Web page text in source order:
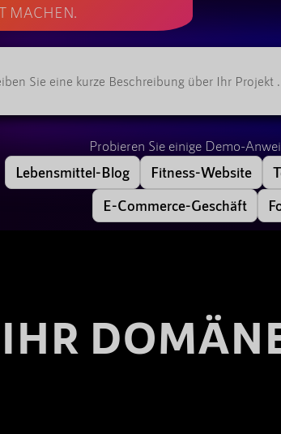
MACHEN.
Probieren Sie einige Demo-
Lebensmittel-Blog Fitness-Website
E-Commerce-Geschäft
IHR